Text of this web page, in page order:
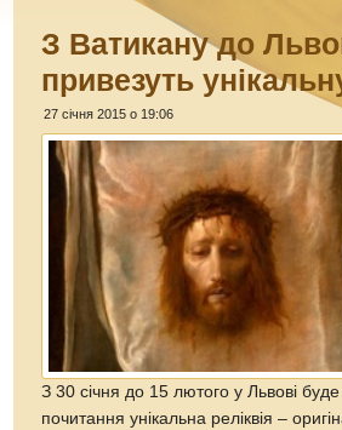
З Ватикану до
привезуть
27 січня 2015 о 19:06
З 30 січня до 15 лютого у Львові
почитання унікальна реліквія –